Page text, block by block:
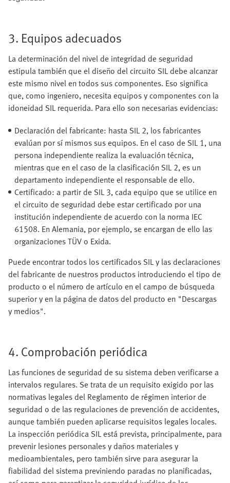
3. Equipos adecuados
La determinación del nivel de integridad de seguridad
estipula también que el diseño del circuito SIL debe alcanzar
este mismo nivel en todos sus componentes. Eso significa
que, como ingeniero, necesita equipos y componentes con la
idoneidad SIL requerida. Para ello son necesarias evidencias:
Declaración del fabricante: hasta SIL 2, los fabricantes
evalúan por sí mismos sus equipos. En el caso de SIL 1, una
persona independiente realiza la evaluación técnica,
mientras que en el caso de la clasificación SIL 2, es un
departamento independiente el responsable de ello.
Certificado: a partir de SIL 3, cada equipo que se utilice en
el circuito de seguridad debe estar certificado por una
institución independiente de acuerdo con la norma IEC
61508. En Alemania, por ejemplo, se encargan de ello las
organizaciones TÜV o Exida.
Puede encontrar todos los certificados SIL y las declaraciones
del fabricante de nuestros productos introduciendo el tipo de
producto o el número de artículo en el campo de búsqueda
superior y en la página de datos del producto en "Descargas
y medios".
4. Comprobación periódica
Las funciones de seguridad de su sistema deben verificarse a
intervalos regulares. Se trata de un requisito exigido por las
normativas legales del Reglamento de régimen interior de
seguridad o de las regulaciones de prevención de accidentes,
aunque también pueden aplicarse requisitos legales locales.
La inspección periódica SIL está prevista, principalmente, para
prevenir lesiones personales y daños materiales y
medioambientales, pero también sirve para asegurar la
fiabilidad del sistema previniendo paradas no planificadas,